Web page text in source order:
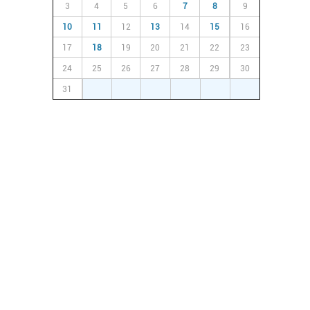
3 4 5 6 7 8 9
10 11 12 13 14 15 16
17 18 19 20 21 22 23
24 25 26 27 28 29 30
31